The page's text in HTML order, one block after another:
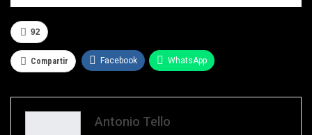
92
Compartir Facebook WhatsApp
Antonio Tello